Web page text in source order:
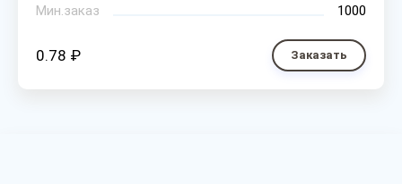
Мин.заказ
1000
0.78 ₽ Заказать